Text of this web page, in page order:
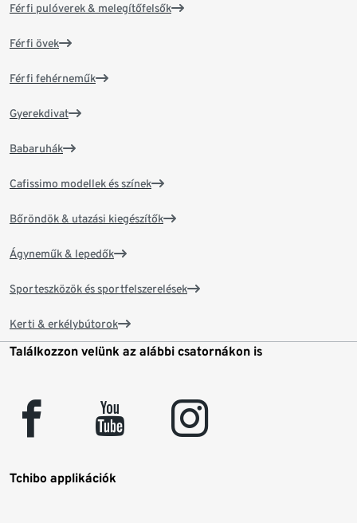
Férfi pulóverek & melegítőfelsők
Férfi övek
Férfi fehérneműk
Gyerekdivat
Babaruhák
Cafissimo modellek és színek
Bőröndök & utazási kiegészítők
Ágyneműk & lepedők
Sporteszközök és sportfelszerelések
Kerti & erkélybútorok
Találkozzon velünk az alábbi csatornákon is
facebook youtube instagram
Tchibo applikációk